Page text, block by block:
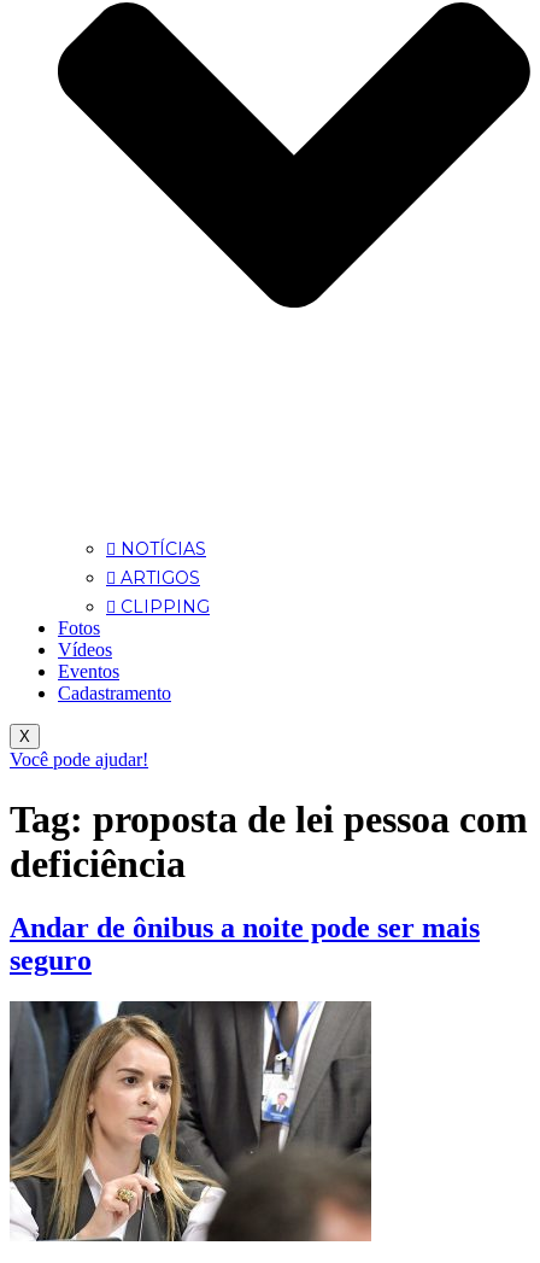
NOTÍCIAS
ARTIGOS
CLIPPING
Fotos
Vídeos
Eventos
Cadastramento
X
Você pode ajudar!
Tag: proposta de lei pessoa com
deficiência
Andar de ônibus a noite pode ser mais
seguro